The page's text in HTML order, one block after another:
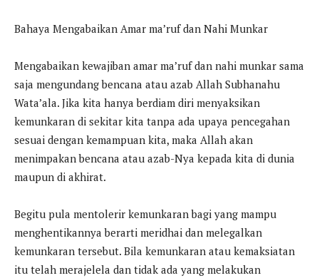
Bahaya Mengabaikan Amar ma’ruf dan Nahi Munkar
Mengabaikan kewajiban amar ma’ruf dan nahi munkar sama
saja mengundang bencana atau azab Allah Subhanahu
Wata’ala. Jika kita hanya berdiam diri menyaksikan
kemunkaran di sekitar kita tanpa ada upaya pencegahan
sesuai dengan kemampuan kita, maka Allah akan
menimpakan bencana atau azab-Nya kepada kita di dunia
maupun di akhirat.
Begitu pula mentolerir kemunkaran bagi yang mampu
menghentikannya berarti meridhai dan melegalkan
kemunkaran tersebut. Bila kemunkaran atau kemaksiatan
itu telah merajelela dan tidak ada yang melakukan